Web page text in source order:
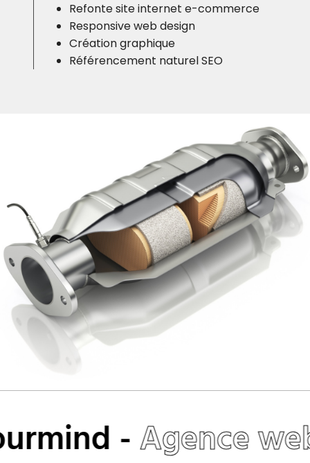
Refonte site internet e-commerce
Responsive web design
Création graphique
Référencement naturel SEO
-Agence